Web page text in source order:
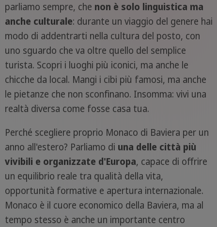
parliamo sempre, che non è solo linguistica ma
anche culturale: durante un viaggio del genere hai
modo di addentrarti nella cultura del posto, con
uno sguardo che va oltre quello del semplice
turista. Scopri i luoghi più iconici, ma anche le
chicche da local. Mangi i cibi più famosi, ma anche
le pietanze che non sconfinano. Insomma: vivi una
realtà diversa come fosse casa tua.
Perché scegliere proprio Monaco di Baviera per un
anno all'estero? Parliamo di una delle città più
vivibili e organizzate d'Europa, capace di offrire
un equilibrio reale tra qualità della vita,
opportunità formative e apertura internazionale.
Monaco è il cuore economico della Baviera, ma al
tempo stesso è anche un importante centro